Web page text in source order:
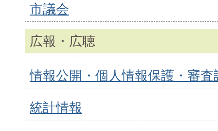
市議会
広報・広聴
情報公開・個人情報保護・審査
統計情報